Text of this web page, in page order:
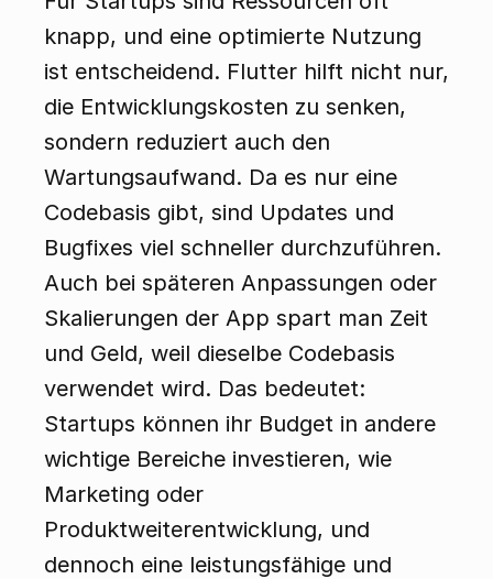
knapp, und eine optimierte Nutzung
ist entscheidend. Flutter hilft nicht nur,
die Entwicklungskosten zu senken,
sondern reduziert auch den
Wartungsaufwand. Da es nur eine
Codebasis gibt, sind Updates und
Bugfixes viel schneller durchzuführen.
Auch bei späteren Anpassungen oder
Skalierungen der App spart man Zeit
und Geld, weil dieselbe Codebasis
verwendet wird. Das bedeutet:
Startups können ihr Budget in andere
wichtige Bereiche investieren, wie
Marketing oder
Produktweiterentwicklung, und
dennoch eine leistungsfähige und